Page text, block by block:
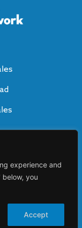
experience and
you
Accept
reserved.